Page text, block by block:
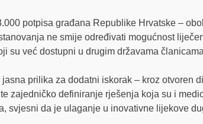
potpisa građana Republike Hrvatske –
ne smije određivati mogućnost
su već dostupni u drugim državama
prilika za dodatni iskorak – kroz otvoren
zajedničko definiranje rješenja koja su i
svjesni da je ulaganje u inovativne lijekove